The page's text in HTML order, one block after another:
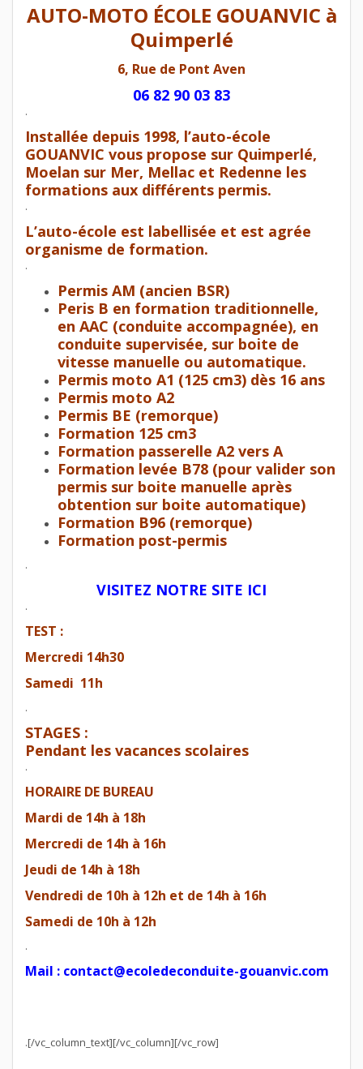
AUTO-MOTO ÉCOLE GOUANVIC à
Quimperlé
6, Rue de Pont Aven
06 82 90 03 83
.
Installée depuis 1998, l’auto-école
GOUANVIC vous propose sur Quimperlé,
Moelan sur Mer, Mellac et Redenne les
formations aux différents permis.
.
L’auto-école est labellisée et est agrée
organisme de formation.
.
Permis AM (ancien BSR)
Peris B en formation traditionnelle,
en AAC (conduite accompagnée), en
conduite supervisée, sur boite de
vitesse manuelle ou automatique.
Permis moto A1 (125 cm3) dès 16 ans
Permis moto A2
Permis BE (remorque)
Formation 125 cm3
Formation passerelle A2 vers A
Formation levée B78 (pour valider son
permis sur boite manuelle après
obtention sur boite automatique)
Formation B96 (remorque)
Formation post-permis
.
VISITEZ NOTRE SITE ICI
.
TEST :
Mercredi 14h30
Samedi 11h
.
STAGES :
Pendant les vacances scolaires
.
HORAIRE DE BUREAU
Mardi de 14h à 18h
Mercredi de 14h à 16h
Jeudi de 14h à 18h
Vendredi de 10h à 12h et de 14h à 16h
Samedi de 10h à 12h
.
Mail : contact@ecoledeconduite-gouanvic.com
.[/vc_column_text][/vc_column][/vc_row]